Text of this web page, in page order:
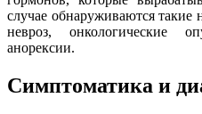
случае обнаруживаются такие
невроз, онкологические
анорексии.
Симптоматика и